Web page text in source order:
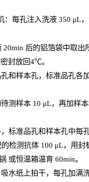
：每孔注入洗液 350 μL
20min 后的铝箔袋中取出
封放回4℃。
和样本孔，标准品孔各
测样本 10 μL，再加样
标准品孔和样本孔中每
检测抗体 100 μL，用封
或恒温箱温育60min。
水纸上拍干，每孔加满